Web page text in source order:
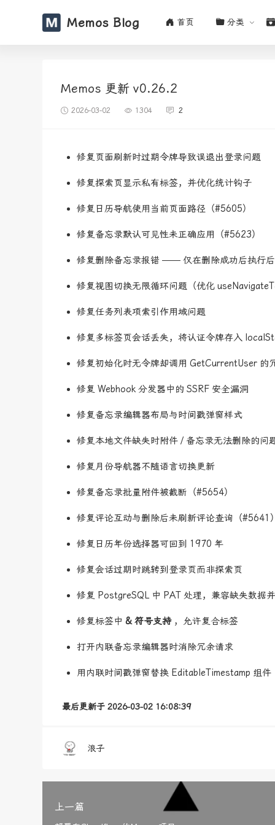
Memos Blog 首页 分类
Memos 更新 v0.26.2
2026-03-02 1304 2
修复页面刷新时过期令牌导致误退出登录问题
修复探索页显示私有标签，并优化统计钩子
修复日历导航使用当前页面路径（#5605）
修复备忘录默认可见性未正确应用（#5623）
修复删除备忘录报错 —— 仅在删除成功后执行
修复视图切换无限循环问题（优化
修复任务列表项索引作用域问题
修复多标签页会话丢失，将认证令牌存入
修复初始化时无令牌却调用 GetCurrentUser 的
修复 Webhook 分发器中的 SSRF 安全漏洞
修复备忘录编辑器布局与时间戳弹窗样式
修复本地文件缺失时附件 / 备忘录无法删除的问
修复月份导航器不随语言切换更新
修复备忘录批量附件被截断（#5654）
修复评论互动与删除后未刷新评论查询（#5641
修复日历年份选择器可回到 1970 年
修复会话过期时跳转到登录页而非探索页
修复 PostgreSQL 中 PAT 处理，兼容缺失数据
修复标签中 & 符号支持 ，允许复合标签
打开内联备忘录编辑器时消除冗余请求
用内联时间戳弹窗替换 EditableTimestamp 组件
最后更新于 2026-03-02 16:08:39
浪子
上一篇